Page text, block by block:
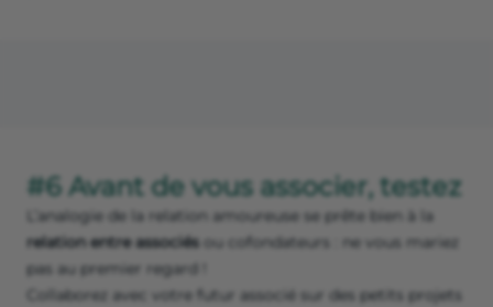
#6 Avant de vous associer, testez
L’analogie de la relation amoureuse se prête bien à la
relation entre associés ou cofondateurs : ne vous mariez
pas au premier regard !
Collaborez avec votre futur associé sur des petits projets